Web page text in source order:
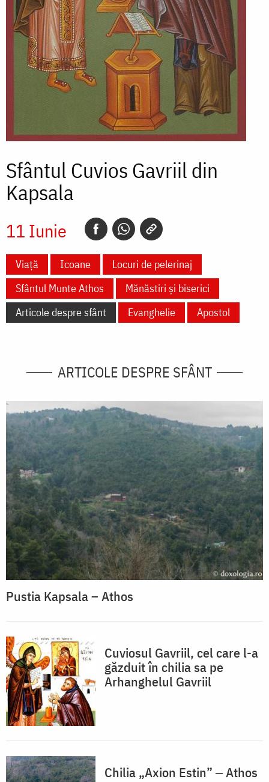
Sfântul Cuvios Gavriil din
Kapsala
11 Iunie
Viață Icoane
Locuri de pelerinaj
Sfântul Munte Athos
Mănăstiri și biserici
Articole despre sfânt
Evanghelie Apostol
ARTICOLE DESPRE SFÂNT
Pustia Kapsala – Athos
Cuviosul Gavriil, cel care l-a
găzduit în chilia sa pe
Arhanghelul Gavriil
Chilia „Axion Estin” ‒ Athos